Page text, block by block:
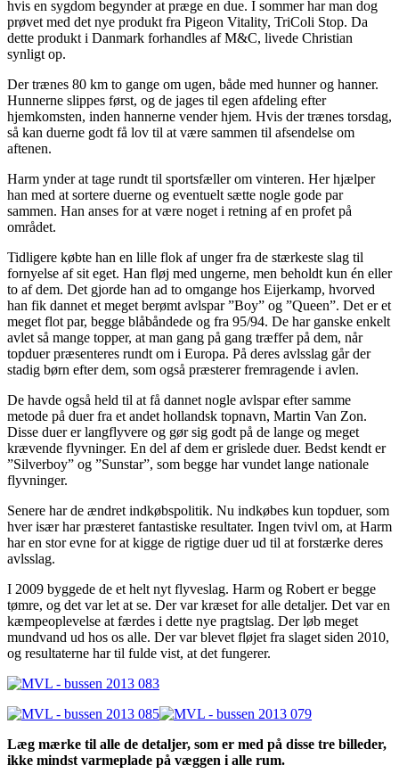
hvis en sygdom begynder at præge en due. I sommer har man dog
prøvet med det nye produkt fra Pigeon Vitality, TriColi Stop. Da
dette produkt i Danmark forhandles af M&C, livede Christian
synligt op.
Der trænes 80 km to gange om ugen, både med hunner og hanner.
Hunnerne slippes først, og de jages til egen afdeling efter
hjemkomsten, inden hannerne vender hjem. Hvis der trænes torsdag,
så kan duerne godt få lov til at være sammen til afsendelse om
aftenen.
Harm ynder at tage rundt til sportsfæller om vinteren. Her hjælper
han med at sortere duerne og eventuelt sætte nogle gode par
sammen. Han anses for at være noget i retning af en profet på
området.
Tidligere købte han en lille flok af unger fra de stærkeste slag til
fornyelse af sit eget. Han fløj med ungerne, men beholdt kun én eller
to af dem. Det gjorde han ad to omgange hos Eijerkamp, hvorved
han fik dannet et meget berømt avlspar ”Boy” og ”Queen”. Det er et
meget flot par, begge blåbåndede og fra 95/94. De har ganske enkelt
avlet så mange topper, at man gang på gang træffer på dem, når
topduer præsenteres rundt om i Europa. På deres avlsslag går der
stadig børn efter dem, som også præsterer fremragende i avlen.
De havde også held til at få dannet nogle avlspar efter samme
metode på duer fra et andet hollandsk topnavn, Martin Van Zon.
Disse duer er langflyvere og gør sig godt på de lange og meget
krævende flyvninger. En del af dem er grislede duer. Bedst kendt er
”Silverboy” og ”Sunstar”, som begge har vundet lange nationale
flyvninger.
Senere har de ændret indkøbspolitik. Nu indkøbes kun topduer, som
hver især har præsteret fantastiske resultater. Ingen tvivl om, at Harm
har en stor evne for at kigge de rigtige duer ud til at forstærke deres
avlsslag.
I 2009 byggede de et helt nyt flyveslag. Harm og Robert er begge
tømre, og det var let at se. Der var kræset for alle detaljer. Det var en
kæmpeoplevelse at færdes i dette nye pragtslag. Der løb meget
mundvand ud hos os alle. Der var blevet fløjet fra slaget siden 2010,
og resultaterne har til fulde vist, at det fungerer.
Læg mærke til alle de detaljer, som er med på disse tre billeder,
ikke mindst varmeplade på væggen i alle rum.